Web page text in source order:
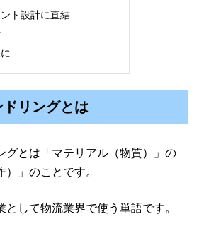
ト設計に直結
リングとは
グとは「マテリアル（物質）」の
）」のことです。
して物流業界で使う単語です。